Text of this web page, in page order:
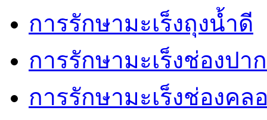
การรักษามะเร็งถุงน้ำดี
การรักษามะเร็งช่องปาก
การรักษามะเร็งช่องคล